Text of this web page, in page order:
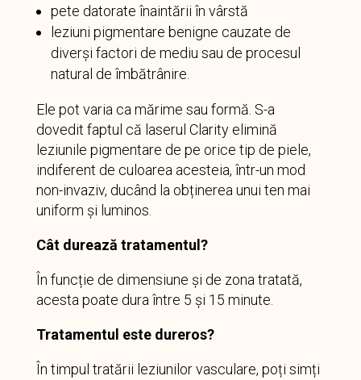
pete datorate înaintării în vârstă
leziuni pigmentare benigne cauzate de
diverși factori de mediu sau de procesul
natural de îmbătrânire.
Ele pot varia ca mărime sau formă. S-a
dovedit faptul că laserul Clarity elimină
leziunile pigmentare de pe orice tip de piele,
indiferent de culoarea acesteia, într-un mod
non-invaziv, ducând la obținerea unui ten mai
uniform și luminos.
Cât durează tratamentul?
În funcție de dimensiune și de zona tratată,
acesta poate dura între 5 și 15 minute.
Tratamentul este dureros?
În timpul tratării leziunilor vasculare, poți simți